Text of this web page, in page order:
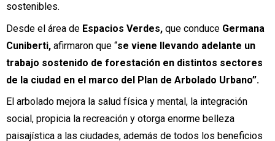
sostenibles.
Desde el área de Espacios Verdes, que conduce Germana
Cuniberti, afirmaron que “se viene llevando adelante un
trabajo sostenido de forestación en distintos sectores
de la ciudad en el marco del Plan de Arbolado Urbano”.
El arbolado mejora la salud física y mental, la integración
social, propicia la recreación y otorga enorme belleza
paisajística a las ciudades, además de todos los beneficios